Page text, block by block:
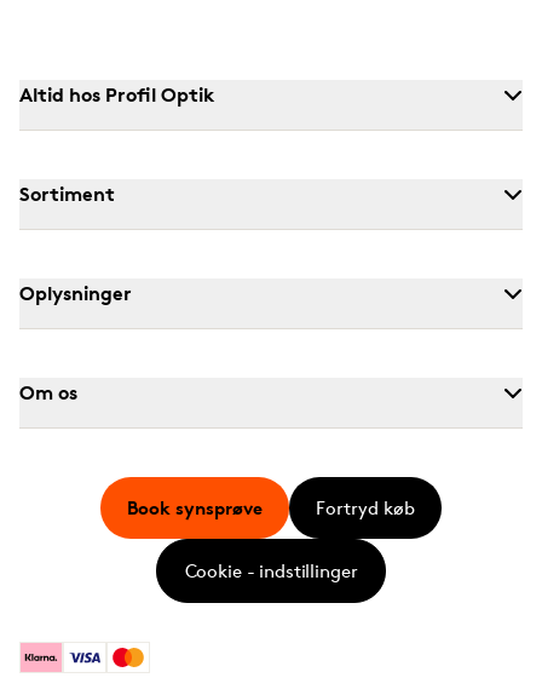
Altid hos Profil Optik
Sortiment
Oplysninger
Om os
KlarnaVisa Mastercard
Book synsprøve Fortryd køb
Cookie - indstillinger